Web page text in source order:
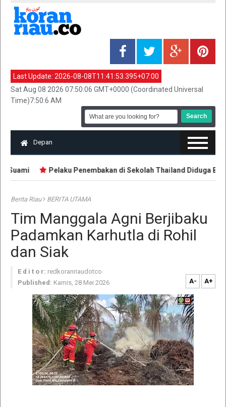
Last Update: 2026-08-08T11:41:53.395+07:00
Sat Aug 08 2026 07:50:06 GMT+0000 (Coordinated Universal
Time)7:50:6 AM
Depan
Suami Pelaku Penembakan di Sekolah Thailand Diduga
Berita Riau BERITA UTAMA
Tim Manggala Agni Berjibaku
Padamkan Karhutla di Rohil
dan Siak
E d i t o r: redkoranriaudotco
Published: Kamis, 28 Mei 2026 A- A+